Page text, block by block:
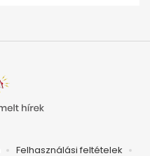
Felhasználási feltételek